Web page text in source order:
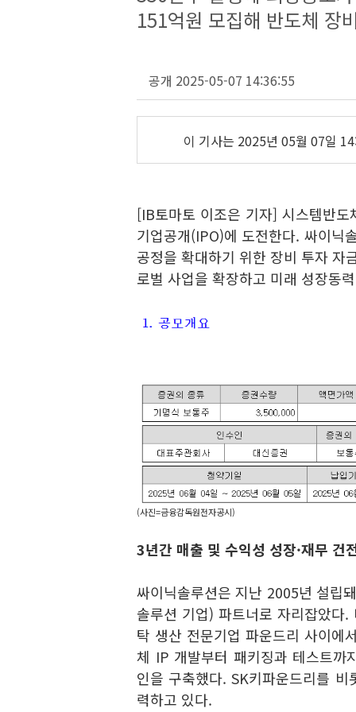
151억원 모집해 반도체 장
공개 2025-05-07 14:36:55
이 기사는 2025년 05월 07일
[IB토마토 이조은 기자] 시스템반
기업공개(IPO)에 도전한다. 싸이닉
공정을 확대하기 위한 장비 투자 자
로벌 사업을 확장하고 미래 성장동
(사진=금융감독원전자공시)
3년간 매출 및 수익성 성장·재무 건
싸이닉솔루션은 지난 2005년 설립
솔루션 기업) 파트너로 자리잡았다
탁 생산 전문기업 파운드리 사이에
체 IP 개발부터 패키징과 테스트까
인을 구축했다. SK키파운드리를
력하고 있다.